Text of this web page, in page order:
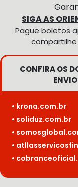
SIGA AS
Pague boletos
CONFIRA OS
• krona.com.br
• soliduz.com.br
•
•
•